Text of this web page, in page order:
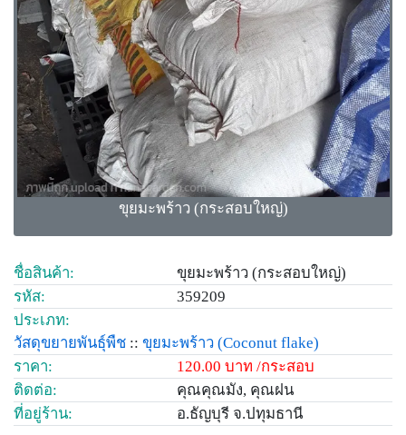
ขุยมะพร้าว (กระสอบใหญ่)
ชื่อสินค้า:
ขุยมะพร้าว (กระสอบใหญ่)
รหัส:
359209
ประเภท:
วัสดุขยายพันธุ์พืช :: ขุยมะพร้าว (Coconut flake)
ราคา:
120.00 บาท /กระสอบ
ติดต่อ:
คุณคุณมัง, คุณฝน
ที่อยู่ร้าน:
อ.ธัญบุรี จ.ปทุมธานี